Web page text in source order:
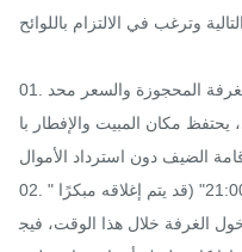
وترغب في الالتزام باللوائح.
01. يعتمد عدد الضيوف المقيمين على نوع الغرفة المحجوزة والسعر محد
يحتفظ مكان المبيت والإفطار با
الضيف دون استرداد الأموال.
02. "وقت تسجيل الوصول" هو "15:00 إلى 21:00" (قد يتم إغلاقه مبكرًا
الغرفة خلال هذا الوقت، فيج